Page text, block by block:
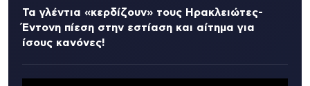
Τα γλέντια «κερδίζουν» τους Ηρακλειώτες-
Έντονη πίεση στην εστίαση και αίτημα για
ίσους κανόνες!